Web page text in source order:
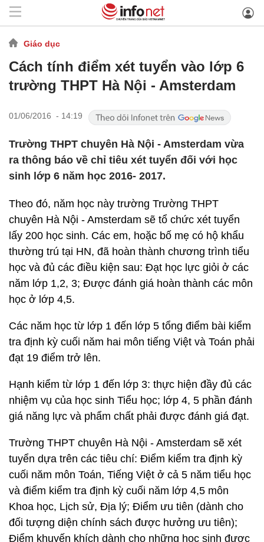
Giáo dục
Cách tính điểm xét tuyển vào lớp 6
trường THPT Hà Nội - Amsterdam
01/06/2016 - 14:19
Trường THPT chuyên Hà Nội - Amsterdam vừa
ra thông báo về chỉ tiêu xét tuyển đối với học
sinh lớp 6 năm học 2016- 2017.
Theo đó, năm học này trường Trường THPT
chuyên Hà Nội - Amsterdam sẽ tổ chức xét tuyển
lấy 200 học sinh. Các em, hoặc bố mẹ có hộ khẩu
thường trú tại HN, đã hoàn thành chương trình tiểu
học và đủ các điều kiện sau: Đạt học lực giỏi ở các
năm lớp 1,2, 3; Được đánh giá hoàn thành các môn
học ở lớp 4,5.
Các năm học từ lớp 1 đến lớp 5 tổng điểm bài kiểm
tra định kỳ cuối năm hai môn tiếng Việt và Toán phải
đạt 19 điểm trở lên.
Hạnh kiểm từ lớp 1 đến lớp 3: thực hiện đầy đủ các
nhiệm vụ của học sinh Tiểu học; lớp 4, 5 phần đánh
giá năng lực và phẩm chất phải được đánh giá đạt.
Trường THPT chuyên Hà Nội - Amsterdam sẽ xét
tuyển dựa trên các tiêu chí: Điểm kiểm tra định kỳ
cuối năm môn Toán, Tiếng Việt ở cả 5 năm tiểu học
và điểm kiểm tra định kỳ cuối năm lớp 4,5 môn
Khoa học, Lịch sử, Địa lý; Điểm ưu tiên (dành cho
đối tượng diện chính sách được hưởng ưu tiên);
Điểm khuyến khích dành cho những học sinh được